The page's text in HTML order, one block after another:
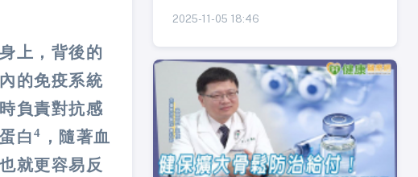
上，背後的
的免疫系統
負責對抗感
白4
，隨著血
就更容易反
2025-11-05 18:46